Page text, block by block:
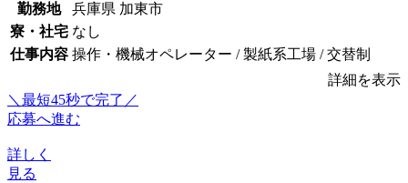
勤務地
兵庫県 加東市
寮・社宅 なし
仕事内容 操作・機械オペレーター / 製紙系工場 / 交替制
詳細を表示
＼最短45秒で完了／
応募へ進む
詳しく
見る